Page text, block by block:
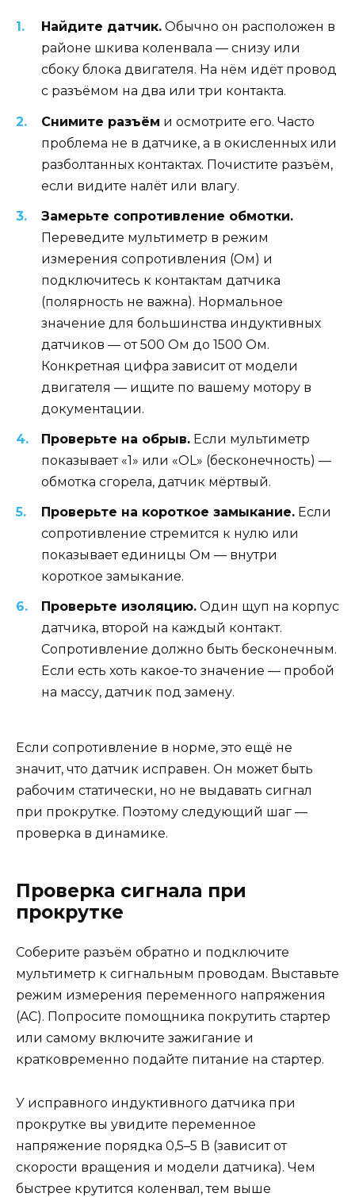
Найдите датчик. Обычно он расположен в
районе шкива коленвала — снизу или
сбоку блока двигателя. На нём идёт провод
с разъёмом на два или три контакта.
Снимите разъём и осмотрите его. Часто
проблема не в датчике, а в окисленных или
разболтанных контактах. Почистите разъём,
если видите налёт или влагу.
Замерьте сопротивление обмотки.
Переведите мультиметр в режим
измерения сопротивления (Ом) и
подключитесь к контактам датчика
(полярность не важна). Нормальное
значение для большинства индуктивных
датчиков — от 500 Ом до 1500 Ом.
Конкретная цифра зависит от модели
двигателя — ищите по вашему мотору в
документации.
Проверьте на обрыв. Если мультиметр
показывает «1» или «OL» (бесконечность) —
обмотка сгорела, датчик мёртвый.
Проверьте на короткое замыкание. Если
сопротивление стремится к нулю или
показывает единицы Ом — внутри
короткое замыкание.
Проверьте изоляцию. Один щуп на корпус
датчика, второй на каждый контакт.
Сопротивление должно быть бесконечным.
Если есть хоть какое-то значение — пробой
на массу, датчик под замену.
Если сопротивление в норме, это ещё не
значит, что датчик исправен. Он может быть
рабочим статически, но не выдавать сигнал
при прокрутке. Поэтому следующий шаг —
проверка в динамике.
Проверка сигнала при
прокрутке
Соберите разъём обратно и подключите
мультиметр к сигнальным проводам. Выставьте
режим измерения переменного напряжения
(AC). Попросите помощника покрутить стартер
или самому включите зажигание и
кратковременно подайте питание на стартер.
У исправного индуктивного датчика при
прокрутке вы увидите переменное
напряжение порядка 0,5–5 В (зависит от
скорости вращения и модели датчика). Чем
быстрее крутится коленвал, тем выше